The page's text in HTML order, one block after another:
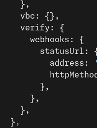
    },
    vbc: {},
    verify: {
      webhooks: {
        statusUrl: {
          address:
        },
      },
    },
  }
,